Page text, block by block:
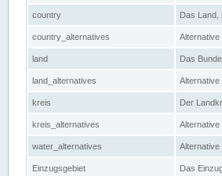
country Das Land,
country_alternatives Alternative
land Das
land_alternatives Alternative
kreis Der
kreis_alternatives Alternative
water_alternatives
Einzugsgebiet Das